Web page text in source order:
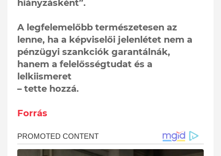
hiányzásként”.
A legfelemelőbb természetesen az
lenne, ha a képviselői jelenlétet nem a
pénzügyi szankciók garantálnák,
hanem a felelősségtudat és a
lelkiismeret
– tette hozzá.
Forrás